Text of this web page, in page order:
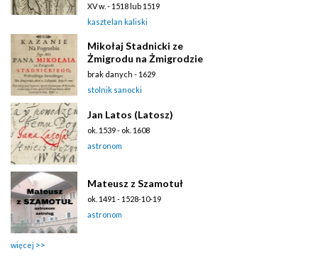
XV w. - 1518 lub 1519
kasztelan kaliski
Mikołaj Stadnicki ze
Żmigrodu na Żmigrodzie
brak danych - 1629
stolnik sanocki
Jan Latos (Latosz)
ok. 1539 - ok. 1608
astronom
Mateusz z Szamotuł
ok. 1491 - 1528-10-19
astronom
więcej